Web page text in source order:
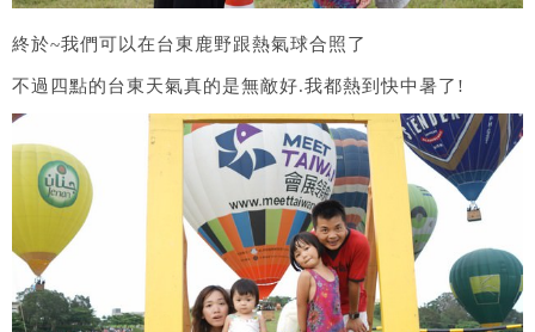
終於~我們可以在台東鹿野跟熱氣球合照了
不過四點的台東天氣真的是無敵好.我都熱到快中暑了!